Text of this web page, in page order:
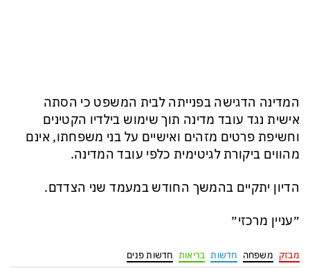
המדינה הדגישה בפנייתה לבית המשפט כי הסתה
אישית נגד עובד מדינה תוך שימוש בילדיו הקטינים
וחשיפת פרטים מזהים ואישיים על בני משפחתו, אינם
מהווים ביקורת לגיטימית כלפי עובד המדינה.
הדיון יתקיים בהמשך החודש במעמד שני הצדדם.
״עניין מרכזי״
מבזק משפחה חדשות בריאות חדשות פנים